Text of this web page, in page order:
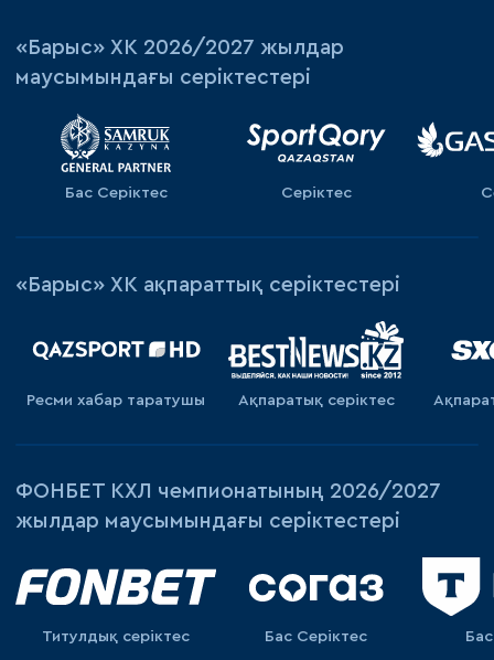
«‎Барыс»‎ ХК 2026/2027 жылдар
маусымындағы серіктестері
Бас Серіктес Серіктес
«Барыс» ХК ақпараттық серіктестері
Ресми хабар таратушы Ақпаратық серiктес
ФОНБЕТ КХЛ чемпионатының 2026/2027
жылдар маусымындағы серіктестері
Титулдық серіктес Бас Серіктес